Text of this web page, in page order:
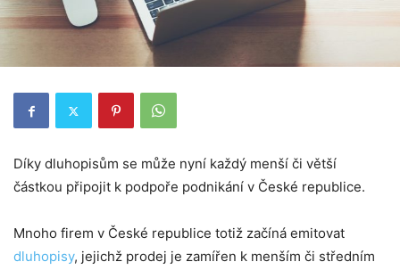
Díky dluhopisům se může nyní každý menší či větší
částkou připojit k podpoře podnikání v České republice.
Mnoho firem v České republice totiž začíná emitovat
dluhopisy, jejichž prodej je zamířen k menším či středním